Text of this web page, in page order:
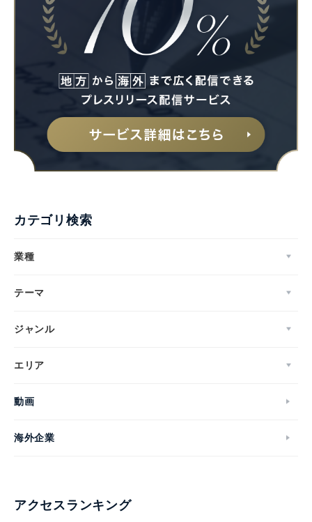
カテゴリ検索
業種
テーマ
ジャンル
エリア
動画
海外企業
アクセスランキング